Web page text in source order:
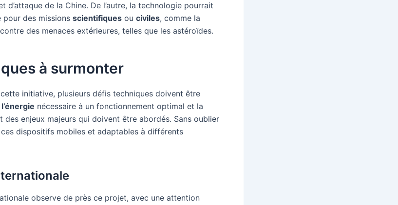
d’attaque de la Chine. De l’autre, la technologie pourrait
pour des missions scientifiques ou civiles, comme la
des menaces extérieures, telles que les astéroïdes.
à surmonter
initiative, plusieurs défis techniques doivent être
nécessaire à un fonctionnement optimal et la
des enjeux majeurs qui doivent être abordés. Sans oublier
dispositifs mobiles et adaptables à différents
observe de près ce projet, avec une attention